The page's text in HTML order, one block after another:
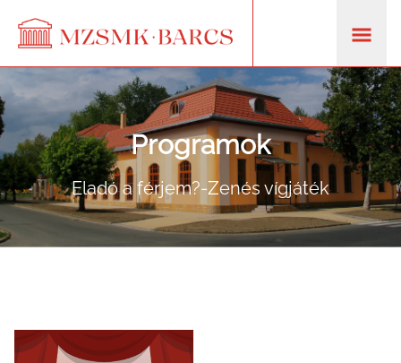
Programok
Eladó a férjem?-Zenés vígjáték